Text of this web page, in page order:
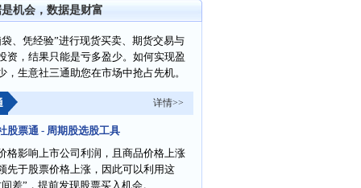
机会，数据是财富
袋、凭经验”进行现货买卖、期货交易与
资，结果只能是亏多盈少。如何实现盈
，生意社三通助您在市场中抢占先机。
详情>>
股票通 - 周期股选股工具
格影响上市公司利润，且商品价格上涨
先于股票价格上涨，因此可以利用这
差”，提前发现股票买入机会。